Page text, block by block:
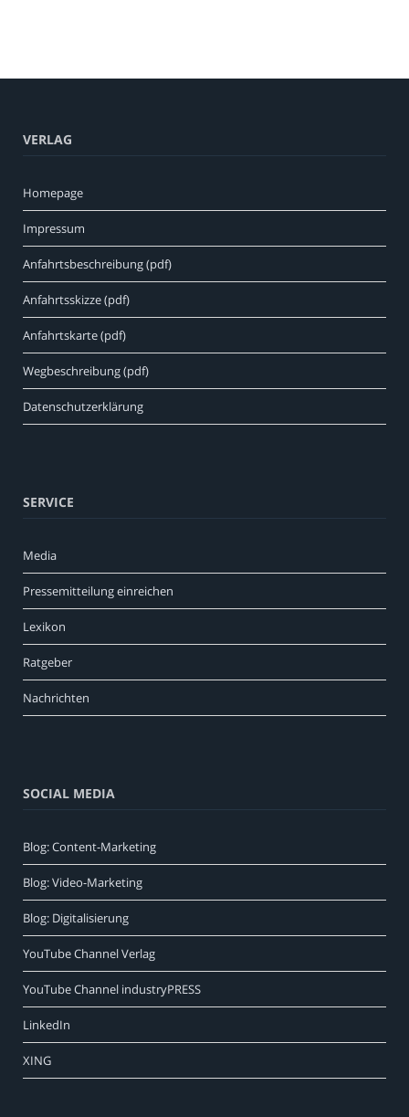
VERLAG
Homepage
Impressum
Anfahrtsbeschreibung (pdf)
Anfahrtsskizze (pdf)
Anfahrtskarte (pdf)
Wegbeschreibung (pdf)
Datenschutzerklärung
SERVICE
Media
Pressemitteilung einreichen
Lexikon
Ratgeber
Nachrichten
SOCIAL MEDIA
Blog: Content-Marketing
Blog: Video-Marketing
Blog: Digitalisierung
YouTube Channel Verlag
YouTube Channel industryPRESS
LinkedIn
XING